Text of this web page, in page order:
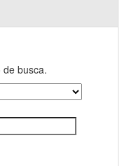
busca.